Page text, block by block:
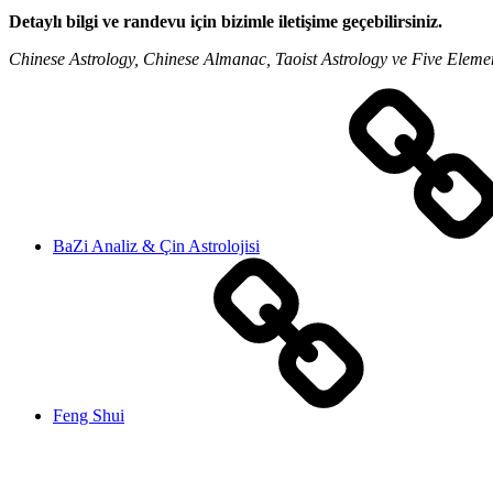
Detaylı bilgi ve randevu için bizimle iletişime geçebilirsiniz.
Chinese Astrology, Chinese Almanac, Taoist Astrology ve Five
BaZi Analiz & Çin Astrolojisi
Feng Shui